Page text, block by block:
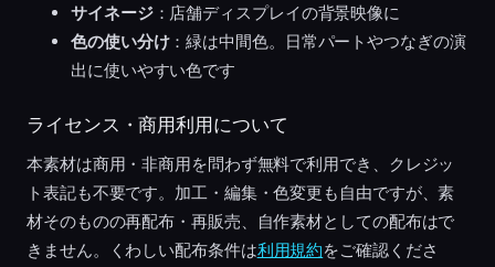
サイネージ：店舗ディスプレイの背景映像に
色の使い分け：緑は中間色。日常パートやつなぎの演
出に使いやすい色です
ライセンス・商用利用について
本素材は商用・非商用を問わず無料で利用でき、クレジッ
ト表記も不要です。加工・編集・色変更も自由ですが、素
材そのものの再配布・再販売、自作素材としての配布はで
きません。くわしい配布条件は利用規約をご確認くださ